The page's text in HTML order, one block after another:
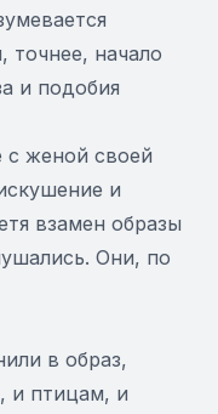
точнее, начало
и подобия
женой своей
и
взамен образы
Они, по
в образ,
и птицам, и